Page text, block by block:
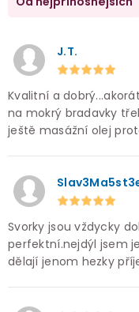
J.T.
Kvalitní a
na mokrý bradavky
ještě masážní olej
Svorky jsou vždycky
perfektní.nejdýl jsem
dělají jenom hezky